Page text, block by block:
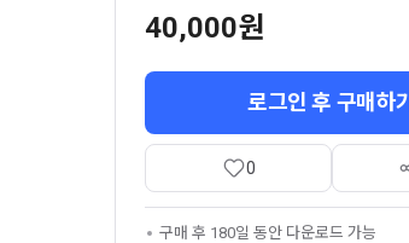
40,000원
로그인 후 구매하기
0
구매 후 180일 동안 다운로드 가능